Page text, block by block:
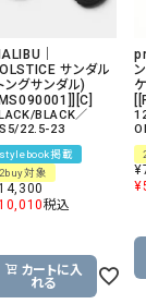
｜
サンダル
ングサンダル)
BLACK／
22.5-23
stylebook掲載
2buy対象
14,300
税込
カートに入
れる
¥
¥